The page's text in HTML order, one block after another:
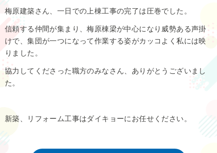
梅原建築さん、一日での上棟工事の完了は圧巻でした。
信頼する仲間が集まり、梅原棟梁が中心になり威勢ある声掛
けで、集団が一つになって作業する姿がカッコよく私には映
りました。
協力してくださった職方のみなさん、ありがとうございまし
た。
新築、リフォーム工事はダイキョーにお任せください。